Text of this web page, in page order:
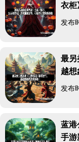
衣柜
发布
最另
越想
发布
蓝港
手游